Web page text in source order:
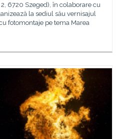
6720 Szeged), în colaborare cu
la sediul său vernisajul
fotomontaje pe tema Marea